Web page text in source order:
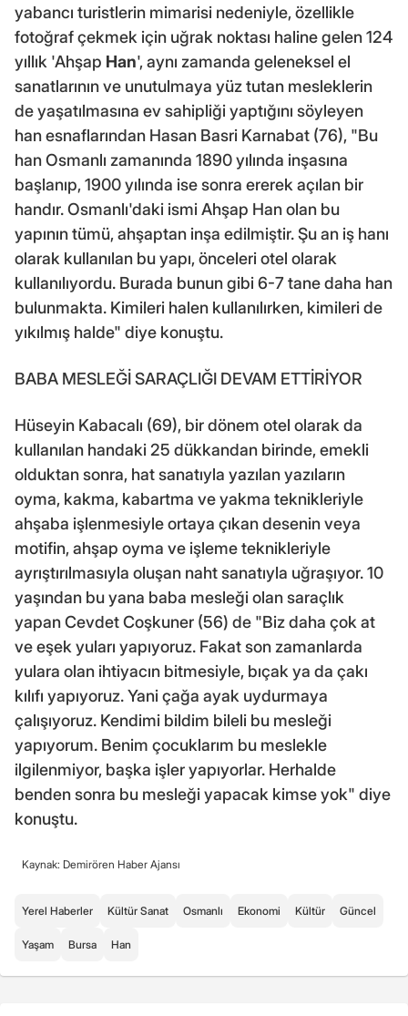
yabancı turistlerin mimarisi nedeniyle, özellikle
fotoğraf çekmek için uğrak noktası haline gelen 124
yıllık 'Ahşap Han', aynı zamanda geleneksel el
sanatlarının ve unutulmaya yüz tutan mesleklerin
de yaşatılmasına ev sahipliği yaptığını söyleyen
han esnaflarından Hasan Basri Karnabat (76), "Bu
han Osmanlı zamanında 1890 yılında inşasına
başlanıp, 1900 yılında ise sonra ererek açılan bir
handır. Osmanlı'daki ismi Ahşap Han olan bu
yapının tümü, ahşaptan inşa edilmiştir. Şu an iş hanı
olarak kullanılan bu yapı, önceleri otel olarak
kullanılıyordu. Burada bunun gibi 6-7 tane daha han
bulunmakta. Kimileri halen kullanılırken, kimileri de
yıkılmış halde" diye konuştu.
BABA MESLEĞİ SARAÇLIĞI DEVAM ETTİRİYOR
Hüseyin Kabacalı (69), bir dönem otel olarak da
kullanılan handaki 25 dükkandan birinde, emekli
olduktan sonra, hat sanatıyla yazılan yazıların
oyma, kakma, kabartma ve yakma teknikleriyle
ahşaba işlenmesiyle ortaya çıkan desenin veya
motifin, ahşap oyma ve işleme teknikleriyle
ayrıştırılmasıyla oluşan naht sanatıyla uğraşıyor. 10
yaşından bu yana baba mesleği olan saraçlık
yapan Cevdet Coşkuner (56) de "Biz daha çok at
ve eşek yuları yapıyoruz. Fakat son zamanlarda
yulara olan ihtiyacın bitmesiyle, bıçak ya da çakı
kılıfı yapıyoruz. Yani çağa ayak uydurmaya
çalışıyoruz. Kendimi bildim bileli bu mesleği
yapıyorum. Benim çocuklarım bu meslekle
ilgilenmiyor, başka işler yapıyorlar. Herhalde
benden sonra bu mesleği yapacak kimse yok" diye
konuştu.
Kaynak: Demirören Haber Ajansı
Yerel Haberler Kültür Sanat Osmanlı Ekonomi Kültür Güncel
Yaşam Bursa Han